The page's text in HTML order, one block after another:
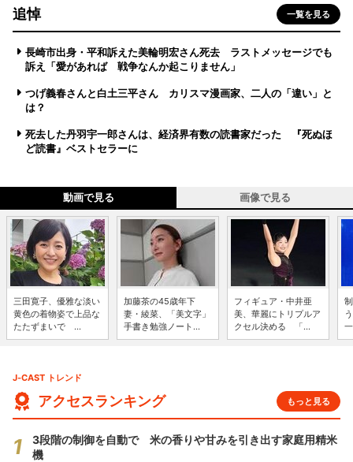
追悼 一覧を見る
長崎市出身・平和訴えた美輪明宏さん死去 ラストメッセージでも
訴え「愛があれば 戦争なんか起こりません」
つげ義春さんと白土三平さん カリスマ漫画家、二人の「違い」と
は？
死去した丹羽宇一郎さんは、経済界有数の読書家だった 『死ぬほ
ど読書』ベストセラーに
動画で見る 画像で見る
三田寛子、優雅な淡い
黄色の着物姿で上品な
たたずまいで ...
加藤茶の45歳年下
妻・綾菜、「美文字」
手書き勉強ノート...
フィギュア・中井亜
美、華麗にトリプルア
クセル決める 「...
J-CAST トレンド
アクセスランキング もっと見る
3段階の制御を自動で 米の香りや甘みを引き出す家庭用精米
機